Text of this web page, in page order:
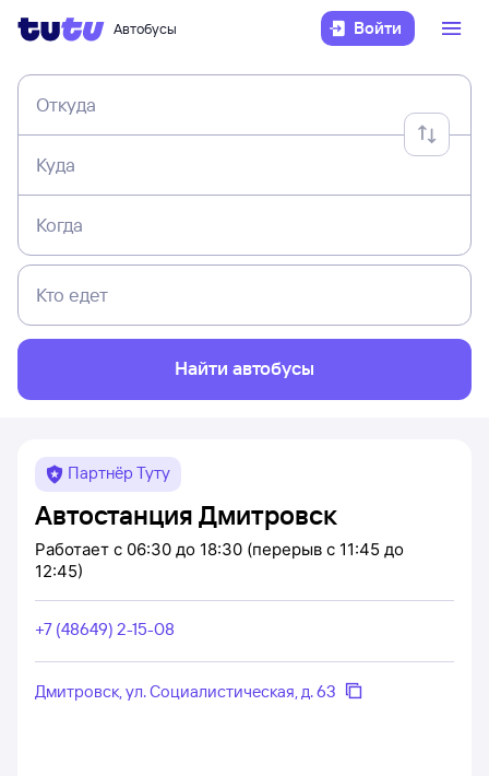
Автобусы Войти
Откуда
Куда
Когда
Кто едет
Найти автобусы
Партнёр Туту
Автостанция Дмитровск
Работает с 06:30 до 18:30 (перерыв с 11:45 до
12:45)
+7 (48649) 2-15-08
Дмитровск, ул. Социалистическая, д. 63